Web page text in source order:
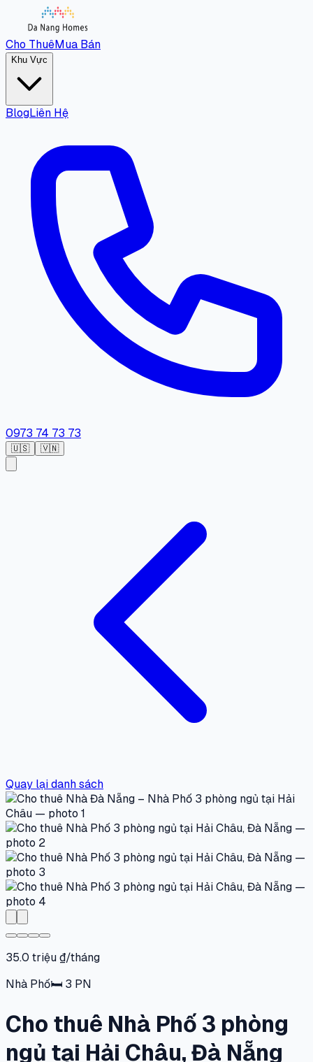
Cho ThuêMua Bán
Khu Vực
BlogLiên Hệ
0973 74 73 73
🇺🇸 🇻🇳
Quay lại danh sách
35.0 triệu ₫/tháng
Nhà Phố🛏 3 PN
Cho thuê Nhà Phố 3 phòng
ngủ tại Hải Châu, Đà Nẵng